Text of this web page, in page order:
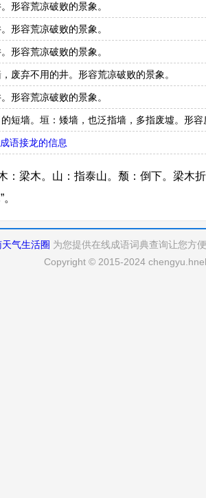
形容荒凉破败的景象。
形容荒凉破败的景象。
形容荒凉破败的景象。
废弃不用的井。形容荒凉破败的景象。
形容荒凉破败的景象。
短墙。垣：矮墙，也泛指墙，多指废墟。形
语接龙的信息
：梁木。山：指泰山。颓：倒下。梁木
气生活圈 为您提供在线成语词典查询让您方
Copyright © 2015-2024